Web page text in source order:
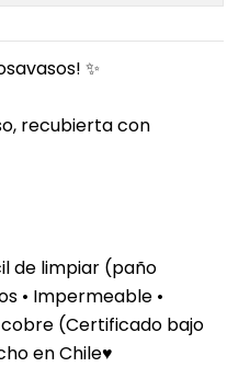
✨
recubierta con
de limpiar (paño
• Impermeable •
(Certificado bajo
en Chile♥